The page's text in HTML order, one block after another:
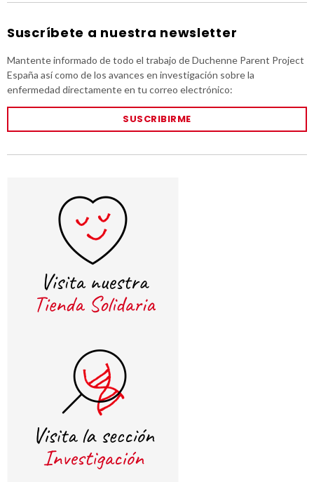
Suscríbete a nuestra newsletter
Mantente informado de todo el trabajo de Duchenne Parent Project
España así como de los avances en investigación sobre la
enfermedad directamente en tu correo electrónico:
SUSCRIBIRME